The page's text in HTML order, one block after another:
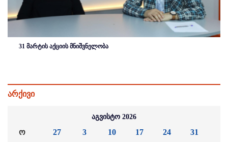
31 მარტის აქციის მნიშვნელობა
არქივი
აგვისტო 2026
ო 27 3 10 17 24 31